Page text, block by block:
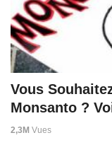
Vous
Monsanto ?
2,3M Vues